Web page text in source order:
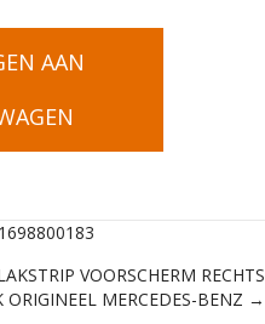
AAN
VOORSCHERM RECHTS
ORIGINEEL MERCEDES-BENZ →